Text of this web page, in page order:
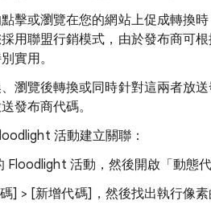
擊或瀏覽在您的網站上促成轉換
用聯盟行銷模式，由於發布商可
實用。
瀏覽後轉換或同時針對這兩者放
發布商代碼。
活動建立關聯：
Floodlight 活動，然後開啟「動態代
] > [新增代碼] ，然後找出執行像